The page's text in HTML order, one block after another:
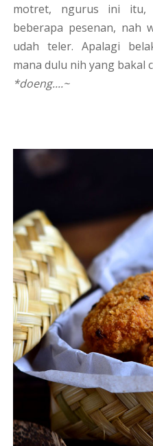
motret, ngurus ini itu,
beberapa pesenan, nah
udah teler. Apalagi
mana dulu nih yang bakal
*doeng....~